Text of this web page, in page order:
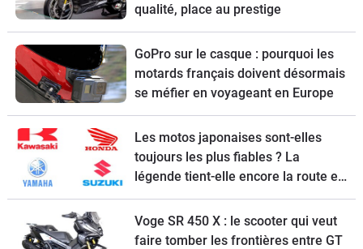
qualité, place au prestige
GoPro sur le casque : pourquoi les
motards français doivent désormais
se méfier en voyageant en Europe
Les motos japonaises sont-elles
toujours les plus fiables ? La
légende tient-elle encore la route en
2026 ?
Voge SR 450 X : le scooter qui veut
faire tomber les frontières entre GT